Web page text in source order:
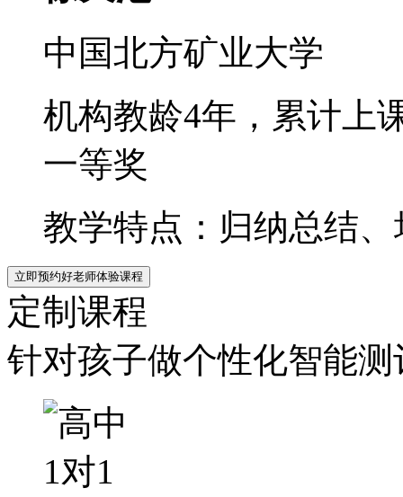
中国北方矿业大学
机构教龄4年，累计上
一等奖
教学特点：归纳总结
立即预约好老师体验课程
定制课程
针对孩子做个性化智能